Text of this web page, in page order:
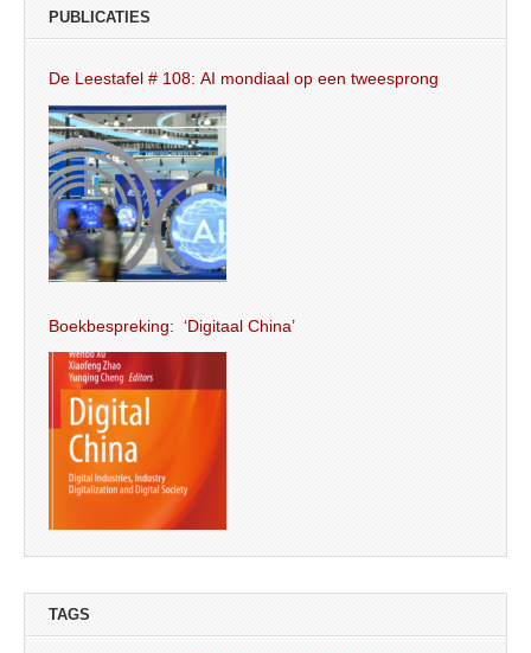
PUBLICATIES
De Leestafel # 108: AI mondiaal op een tweesprong
Boekbespreking: ‘Digitaal China’
TAGS